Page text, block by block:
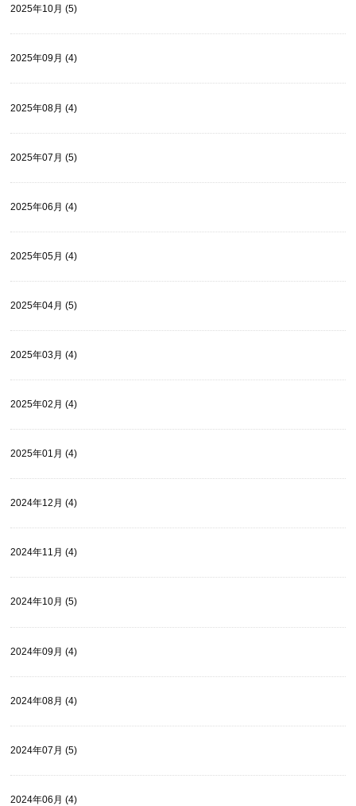
2025年10月 (5)
2025年09月 (4)
2025年08月 (4)
2025年07月 (5)
2025年06月 (4)
2025年05月 (4)
2025年04月 (5)
2025年03月 (4)
2025年02月 (4)
2025年01月 (4)
2024年12月 (4)
2024年11月 (4)
2024年10月 (5)
2024年09月 (4)
2024年08月 (4)
2024年07月 (5)
2024年06月 (4)